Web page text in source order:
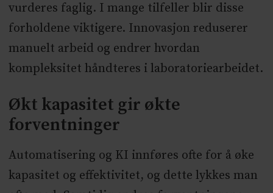
vurderes faglig. I mange tilfeller blir disse
forholdene viktigere. Innovasjon reduserer
manuelt arbeid og endrer hvordan
kompleksitet håndteres i laboratoriearbeidet.
Økt kapasitet gir økte
forventninger
Automatisering og KI innføres ofte for å øke
kapasitet og effektivitet, og dette lykkes man